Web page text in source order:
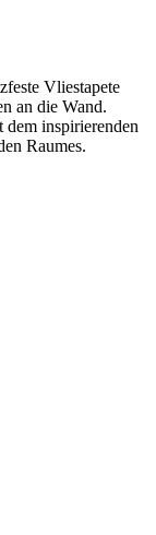
Vliestapete
an die Wand.
inspirierenden
Raumes.